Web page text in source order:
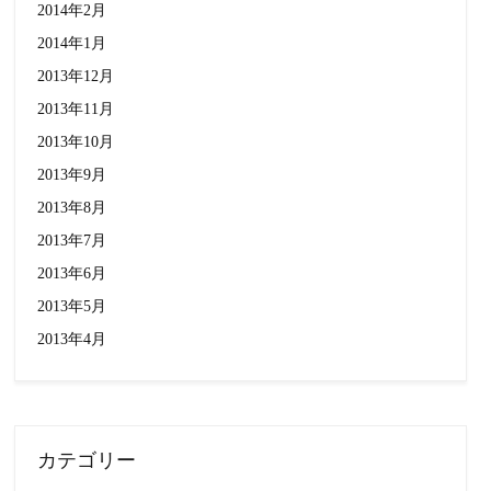
2014年2月
2014年1月
2013年12月
2013年11月
2013年10月
2013年9月
2013年8月
2013年7月
2013年6月
2013年5月
2013年4月
カテゴリー